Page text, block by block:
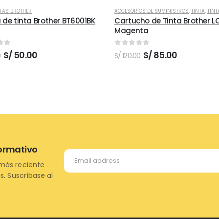
BROTHER
tinta Brother BT6001BK
5
El
precio
S/50.00El
ACCESORIOS DE SUMINISTROS, TINTA,
Cartucho de Tinta Brother
Magenta
out of 5
S/120.00 El
precio
S/85.00El
reciente
Suscríbase al